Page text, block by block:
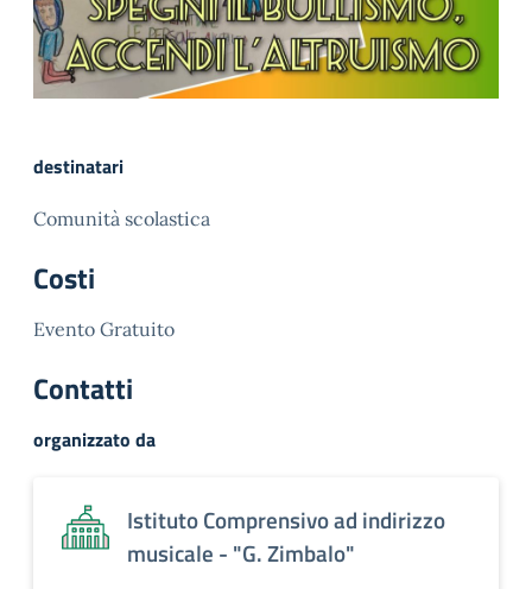
destinatari
Comunità scolastica
Costi
Evento Gratuito
Contatti
organizzato da
Istituto Comprensivo ad indirizzo
musicale - "G. Zimbalo"